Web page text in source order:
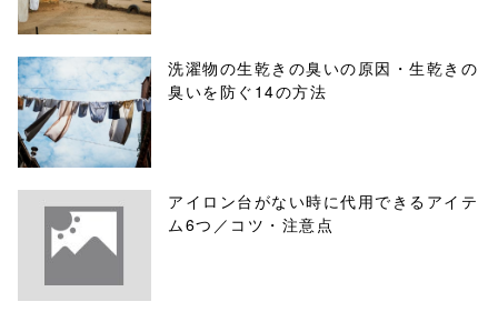
洗濯物の生乾きの臭いの原因・生乾きの
臭いを防ぐ14の方法
アイロン台がない時に代用できるアイテ
ム6つ／コツ・注意点